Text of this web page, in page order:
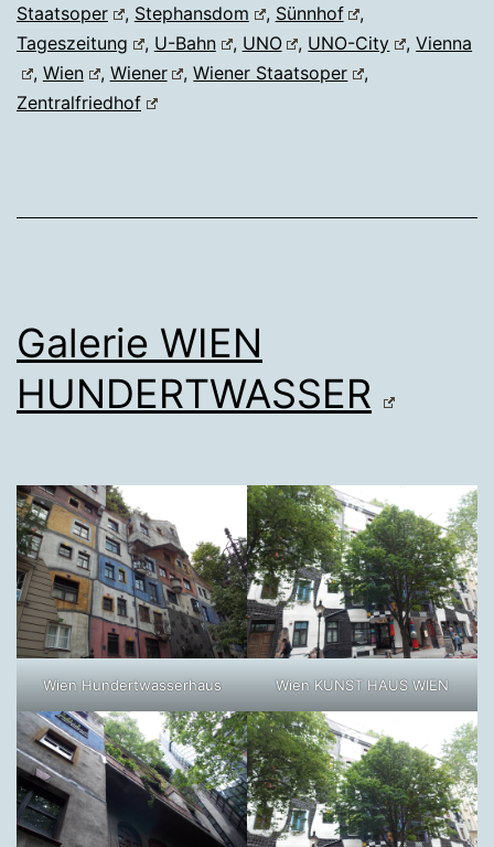
Staatsoper
, Stephansdom , Sünnhof
,
Tageszeitung
, U-Bahn , UNO , UNO-City ,Vienna
, Wien , Wiener ,Wiener Staatsoper
,
Zentralfriedhof
Galerie WIEN
HUNDERTWASSER
Wien Hundertwasserhaus Wien KUNST HAUS WIEN